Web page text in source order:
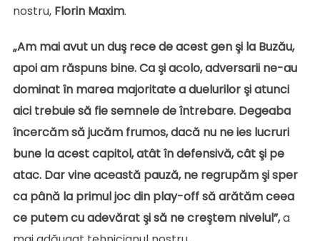
nostru, Florin Maxim.
„Am mai avut un duş rece de acest gen şi la Buzău,
apoi am răspuns bine. Ca şi acolo, adversarii ne-au
dominat în marea majoritate a duelurilor şi atunci
aici trebuie să fie semnele de întrebare. Degeaba
încercăm să jucăm frumos, dacă nu ne ies lucruri
bune la acest capitol, atât în defensivă, cât şi pe
atac. Dar vine această pauză, ne regrupăm şi sper
ca până la primul joc din play-off să arătăm ceea
ce putem cu adevărat şi să ne creştem nivelul”,a